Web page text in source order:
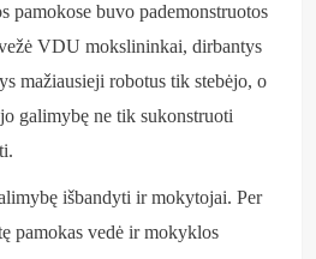
pamokose buvo pademonstruotos
VDU mokslininkai, dirbantys
mažiausieji robotus tik stebėjo, o
galimybę ne tik sukonstruoti
išbandyti ir mokytojai. Per
pamokas vedė ir mokyklos